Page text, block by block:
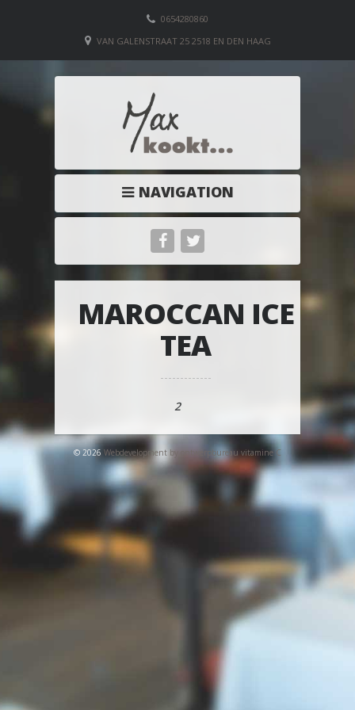
0654280860
VAN GALENSTRAAT 25 2518 EN DEN HAAG
NAVIGATION
MAROCCAN ICE
TEA
2
© 2026 Webdevelopment by ontwerpbureau vitamine C